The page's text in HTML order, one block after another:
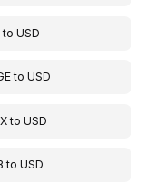
toUSD
toUSD
toUSD
toUSD